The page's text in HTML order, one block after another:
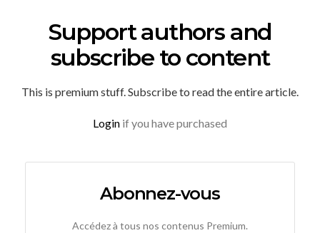
Support authors and
subscribe to content
This is premium stuff. Subscribe to read the entire article.
Login if you have purchased
Abonnez-vous
Accédez à tous nos contenus Premium.